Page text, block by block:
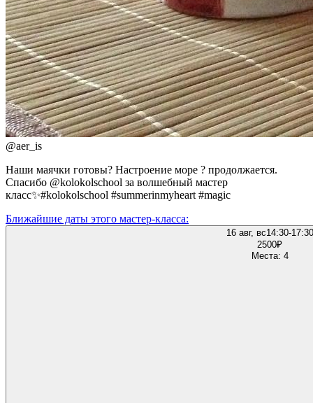
@aer_is
Наши маячки готовы? Настроение море ? продолжается.
Спасибо @kolokolschool за волшебный мастер
класс✨#kolokolschool #summerinmyheart #magic
Ближайшие даты этого мастер‑класса:
16 авг, вс14:30-17:30
2500₽
Места: 4